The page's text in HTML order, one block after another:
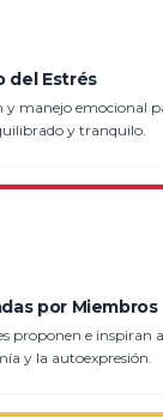
del Estrés
y manejo emocional
y tranquilo.
por Miembros
proponen e inspiran
y la autoexpresión.